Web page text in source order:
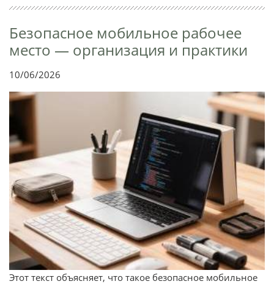
Безопасное мобильное рабочее
место — организация и практики
10/06/2026
Этот текст объясняет, что такое безопасное мобильное